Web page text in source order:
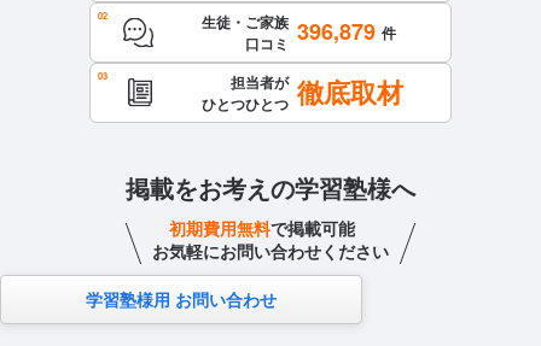
生徒・ご家族
口コミ 396,879 件
担当者が
ひとつひとつ 徹底取材
掲載をお考えの学習塾様へ
初期費用無料で掲載可能
お気軽にお問い合わせください
学習塾様用 お問い合わせ